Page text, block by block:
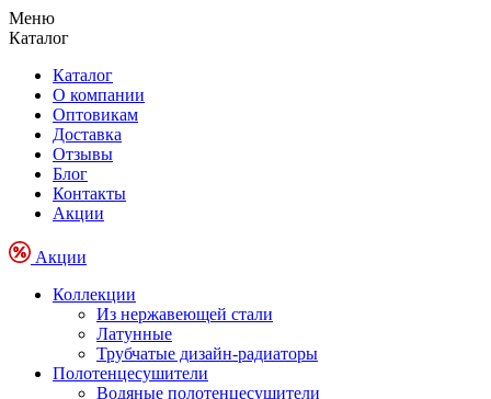
Меню
Каталог
Каталог
О компании
Оптовикам
Доставка
Отзывы
Блог
Контакты
Акции
Акции
Коллекции
Из нержавеющей стали
Латунные
Трубчатые дизайн-радиаторы
Полотенцесушители
Водяные полотенцесушители